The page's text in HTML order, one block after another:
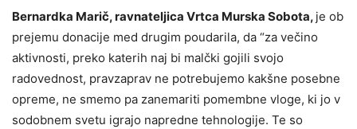
Bernardka Marič, ravnateljica Vrtca Murska Sobota, je ob
prejemu donacije med drugim poudarila, da “za večino
aktivnosti, preko katerih naj bi malčki gojili svojo
radovednost, pravzaprav ne potrebujemo kakšne posebne
opreme, ne smemo pa zanemariti pomembne vloge, ki jo v
sodobnem svetu igrajo napredne tehnologije. Te so